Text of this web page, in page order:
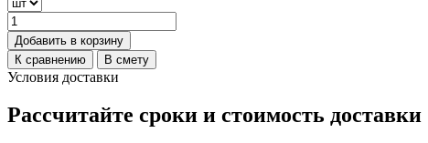
Добавить в корзину
К сравнению
В смету
Условия доставки
Рассчитайте сроки и стоимость доставки